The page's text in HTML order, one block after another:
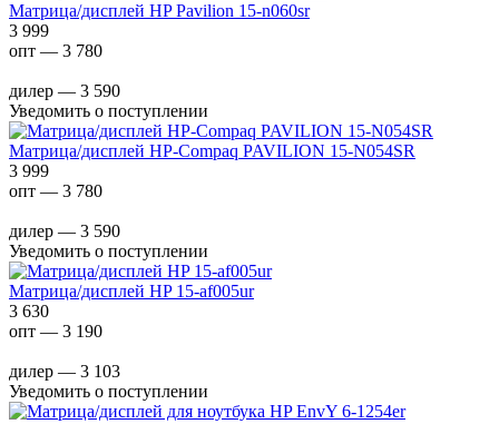
Матрица/дисплей HP Pavilion 15-n060sr
3 999
опт — 3 780
дилер — 3 590
Уведомить о поступлении
Матрица/дисплей HP-Compaq PAVILION 15-N054SR
3 999
опт — 3 780
дилер — 3 590
Уведомить о поступлении
Матрица/дисплей HP 15-af005ur
3 630
опт — 3 190
дилер — 3 103
Уведомить о поступлении